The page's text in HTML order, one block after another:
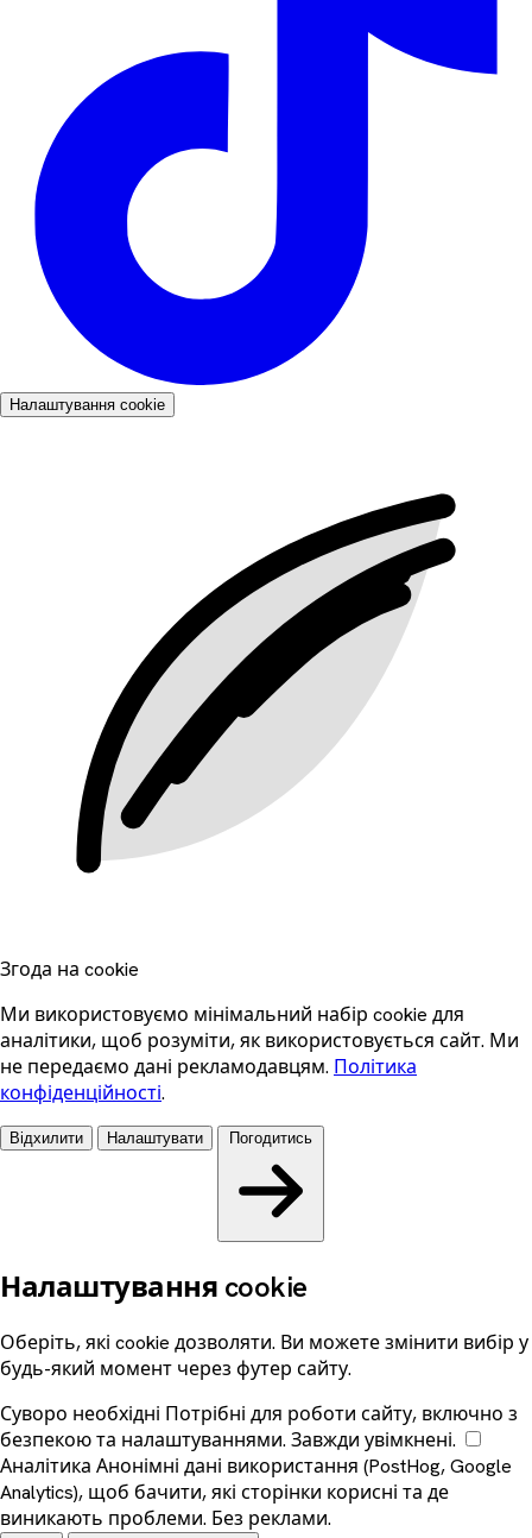
Налаштування cookie
Згода на cookie
Ми використовуємо мінімальний набір cookie для
аналітики, щоб розуміти, як використовується сайт. Ми
не передаємо дані рекламодавцям. Політика
конфіденційності.
Відхилити Налаштувати Погодитись
Налаштування cookie
Оберіть, які cookie дозволяти. Ви можете змінити вибір у
будь-який момент через футер сайту.
Суворо необхідні Потрібні для роботи сайту, включно з
безпекою та налаштуваннями. Завжди увімкнені.
Аналітика Анонімні дані використання (PostHog, Google
Analytics), щоб бачити, які сторінки корисні та де
виникають проблеми. Без реклами.